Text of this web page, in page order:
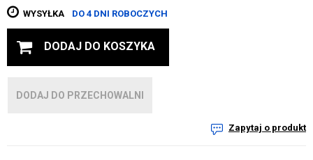
WYSYŁKA DO 4 DNI ROBOCZYCH
DODAJ DO KOSZYKA
DODAJ DO PRZECHOWALNI
Zapytaj o produkt